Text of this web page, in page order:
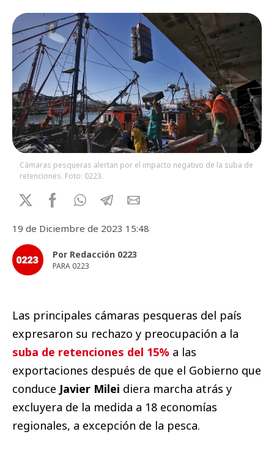
Cámaras pesqueras alertan por el impacto negativo de la suba de
retenciones. Foto: 0223.
19 de Diciembre de 2023 15:48
Por Redacción 0223
PARA 0223
Las principales cámaras pesqueras del país
expresaron su rechazo y preocupación a la
suba de retenciones del 15% a las
exportaciones después de que el Gobierno que
conduce Javier Milei diera marcha atrás y
excluyera de la medida a 18 economías
regionales, a excepción de la pesca.